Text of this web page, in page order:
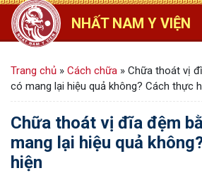
NHẤT NAM Y VIỆN
Trang chủ » Cách chữa » Chữa thoát vị
có mang lại hiệu quả không? Cách thực
Chữa thoát vị đĩa đệm
mang lại hiệu quả
hiện